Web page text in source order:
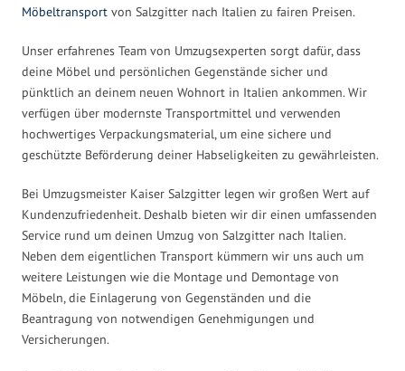
Möbeltransport von Salzgitter nach Italien zu fairen Preisen.
Unser erfahrenes Team von Umzugsexperten sorgt dafür, dass
deine Möbel und persönlichen Gegenstände sicher und
pünktlich an deinem neuen Wohnort in Italien ankommen. Wir
verfügen über modernste Transportmittel und verwenden
hochwertiges Verpackungsmaterial, um eine sichere und
geschützte Beförderung deiner Habseligkeiten zu gewährleisten.
Bei Umzugsmeister Kaiser Salzgitter legen wir großen Wert auf
Kundenzufriedenheit. Deshalb bieten wir dir einen umfassenden
Service rund um deinen Umzug von Salzgitter nach Italien.
Neben dem eigentlichen Transport kümmern wir uns auch um
weitere Leistungen wie die Montage und Demontage von
Möbeln, die Einlagerung von Gegenständen und die
Beantragung von notwendigen Genehmigungen und
Versicherungen.